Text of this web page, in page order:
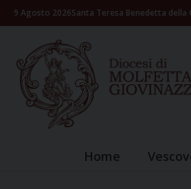
Skip9 Agosto 2026Santa Teresa Benedetta della
Home